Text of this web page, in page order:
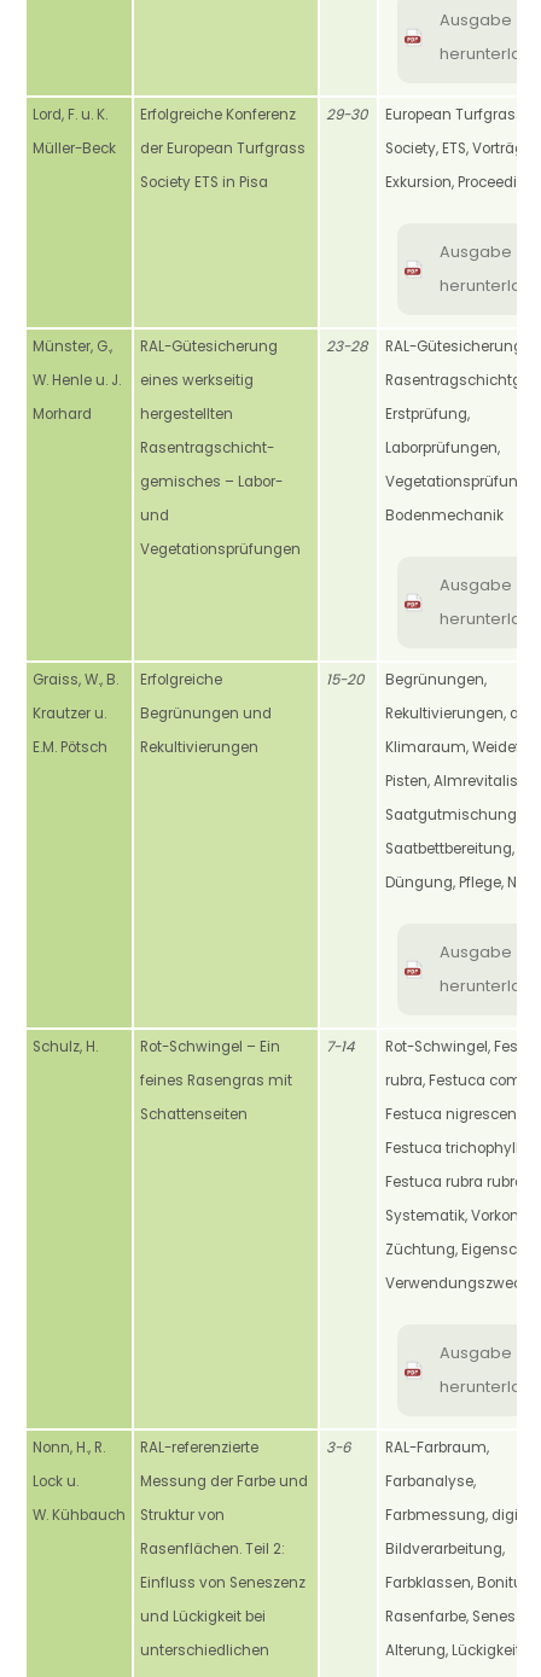
Ausgabe
Lord, F. u. K.
Müller-Beck
Erfolgreiche Konferenz
der European Turfgrass
Society ETS in Pisa
29-30
European Turfgrass
Society, ETS, Vorträge,
Exkursion,
Ausgabe
Münster, G.,
W. Henle u. J.
Morhard
RAL-Gütesicherung
eines werkseitig
hergestellten
Rasentragschicht-
gemisches – Labor-
und
Vegetationsprüfungen
23-28
RAL-Gütesicherung,
Erstprüfung,
Laborprüfungen,
Bodenmechanik
Ausgabe
Graiss, W., B.
Krautzer u.
E.M. Pötsch
Erfolgreiche
Begrünungen und
Rekultivierungen
15-20
Begrünungen,
Rekultivierungen,
Klimaraum,
Pisten,
Saatgutmischungen,
Saatbettbereitung,
Düngung, Pflege,
Ausgabe
Schulz, H.
Rot-Schwingel – Ein
feines Rasengras mit
Schattenseiten
7-14
Rot-Schwingel,
rubra, Festuca
Festuca nigrescens,
Festuca trichophylla,
Festuca rubra rubra,
Systematik,
Züchtung,
Verwendungszweck
Ausgabe
Nonn, H., R.
Lock u.
W. Kühbauch
RAL-referenzierte
Messung der Farbe und
Struktur von
Rasenflächen. Teil 2:
Einfluss von Seneszenz
und Lückigkeit bei
unterschiedlichen
3-6
RAL-Farbraum,
Farbanalyse,
Farbmessung,
Bildverarbeitung,
Farbklassen,
Rasenfarbe,
Alterung, Lückigkeit,